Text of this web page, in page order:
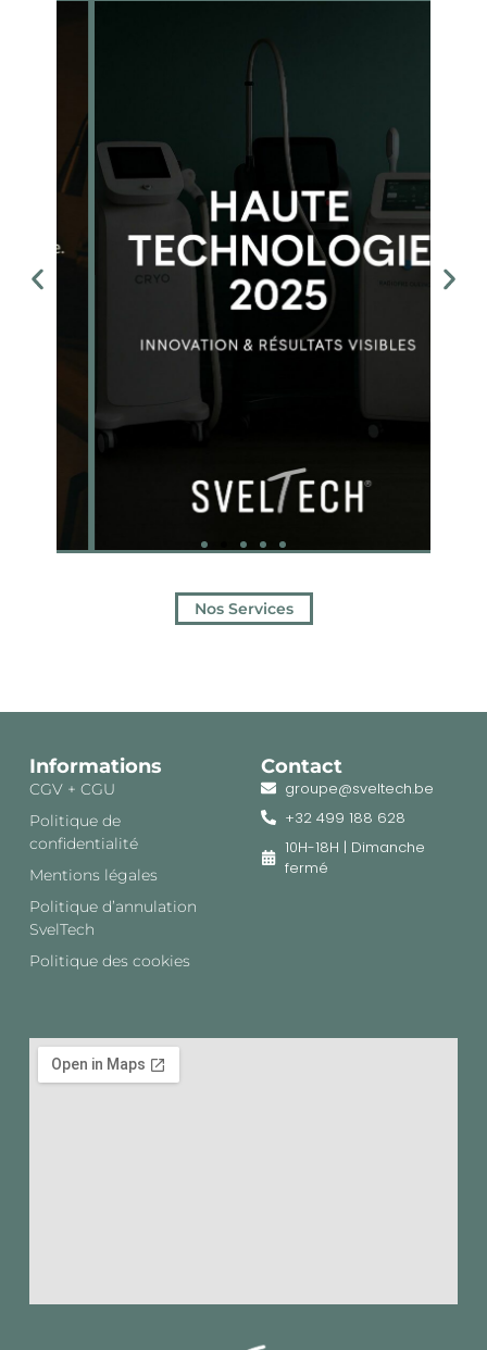
Nos Services
Informations
CGV + CGU
Politique de
confidentialité
Mentions légales
Politique d’annulation
SvelTech​
Politique des cookies
Contact
groupe@sveltech.be
+32 499 188 628
10H-18H | Dimanche
fermé